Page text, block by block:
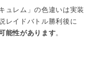
ュレム」の色違いは実装
レイドバトル勝利後に
能性があります。